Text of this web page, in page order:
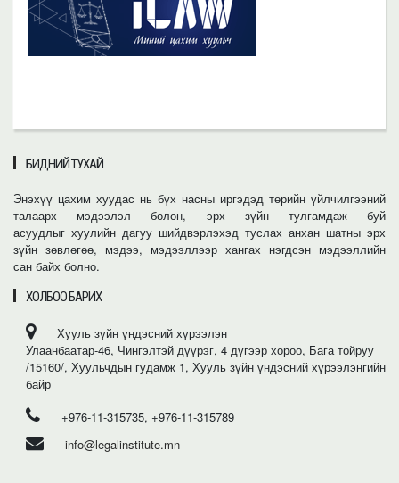
БИДНИЙ ТУХАЙ
Энэхүү цахим хуудас нь бүх насны иргэдэд төрийн үйлчилгээний
талаарх мэдээлэл болон, эрх зүйн тулгамдаж буй
асуудлыг хуулийн дагуу шийдвэрлэхэд туслах анхан шатны эрх
зүйн зөвлөгөө, мэдээ, мэдээллээр хангах нэгдсэн мэдээллийн
сан байх болно.
ХОЛБОО БАРИХ
Хууль зүйн үндэсний хүрээлэн
Улаанбаатар-46, Чингэлтэй дүүрэг, 4 дүгээр хороо, Бага тойруу
/15160/, Хуульчдын гудамж 1, Хууль зүйн үндэсний хүрээлэнгийн
байр
+976-11-315735, +976-11-315789
info@legalinstitute.mn